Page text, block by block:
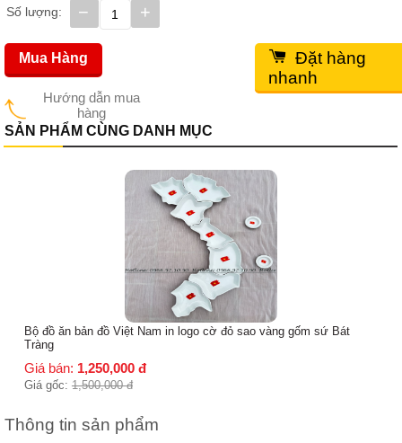
Số lượng: +
−
Hướng dẫn mua
hàng
Mua Hàng
Đặt hàng
nhanh
SẢN PHẨM CÙNG DANH MỤC
gốm sứ Bát
Bộ đĩa hoa mặt trời - MTA004 - Đường kính
Giá bán:1,350,000 đ
Giá gốc:1,550,000 đ
Thông tin sản phẩm